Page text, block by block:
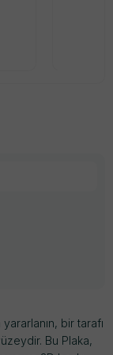
bir tarafı
Bu Plaka,